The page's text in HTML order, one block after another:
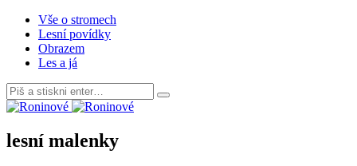
Vše o stromech
Lesní povídky
Obrazem
Les a já
Search
for:
lesní malenky